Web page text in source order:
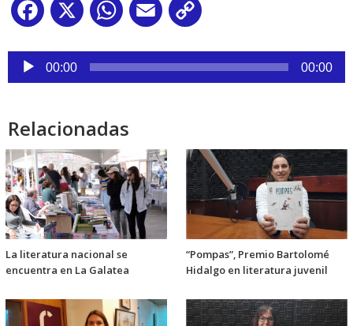
Facebook
X WhatsApp
Email
Reproductor
audio
00:00 00:00
Relacionadas
La literatura nacional se
encuentra en La Galatea
“Pompas”, Premio Bartolomé
Hidalgo en literatura juvenil